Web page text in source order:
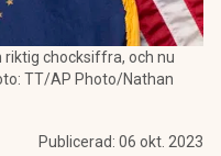
chocksiffra, och nu
TT/AP Photo/Nathan
Publicerad: 06 okt. 2023